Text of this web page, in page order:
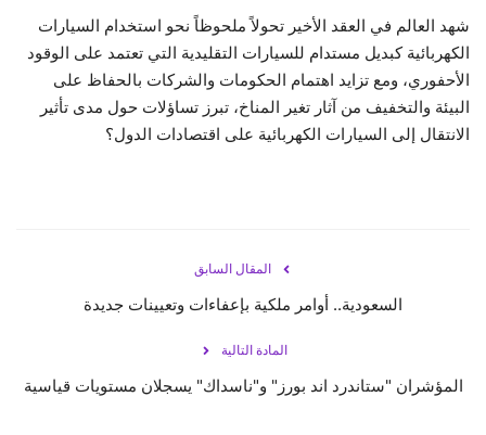
شهد العالم في العقد الأخير تحولاً ملحوظاً نحو استخدام السيارات
الكهربائية كبديل مستدام للسيارات التقليدية التي تعتمد على الوقود
الأحفوري، ومع تزايد اهتمام الحكومات والشركات بالحفاظ على
البيئة والتخفيف من آثار تغير المناخ، تبرز تساؤلات حول مدى تأثير
الانتقال إلى السيارات الكهربائية على اقتصادات الدول؟
المقال السابق
السعودية.. أوامر ملكية بإعفاءات وتعيينات جديدة
المادة التالية
المؤشران "ستاندرد اند بورز" و"ناسداك" يسجلان مستويات قياسية